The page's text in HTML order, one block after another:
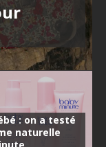
: on a testé
naturelle